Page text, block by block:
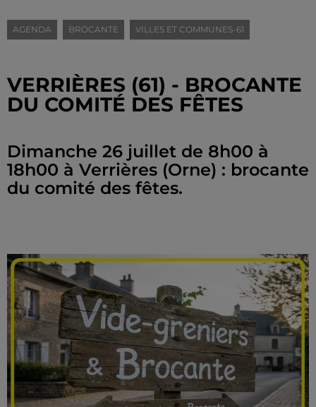
AGENDA BROCANTE VILLES ET COMMUNES-61
VERRIÈRES (61) - BROCANTE
DU COMITÉ DES FÊTES
Dimanche 26 juillet de 8h00 à
18h00 à Verrières (Orne) : brocante
du comité des fêtes.